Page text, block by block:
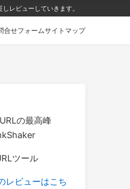
レビューしていきます。
合せフォームサイトマップ
ツール
レビューはこち